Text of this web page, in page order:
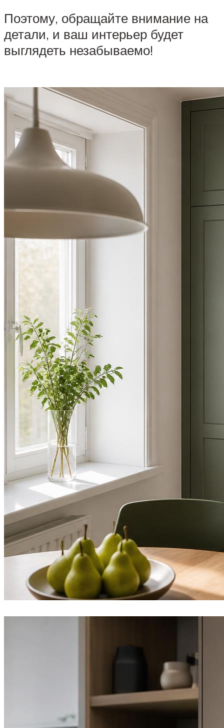
Поэтому, обращайте внимание на
детали, и ваш интерьер будет
выглядеть незабываемо!